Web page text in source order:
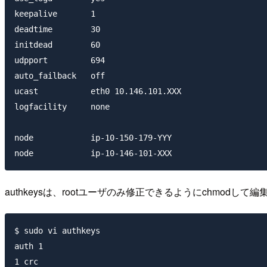
keepalive       1
deadtime        30
initdead        60
udpport         694
auto_failback   off
ucast           eth0 10.146.101.XXX
logfacility     none
node            ip-10-150-179-YYY
authkeysは、rootユーザのみ修正できるようにchmodして編集
$ sudo vi authkeys
auth 1
1 crc